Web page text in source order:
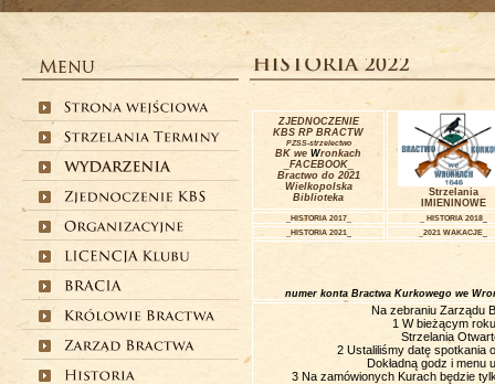
ZJEDNOCZENIE
KBS RP BRACTW
PZSS-strzelectwo
BK we Wronkach
FACEBOOK_
Bractwo do 2021
Wielkopolska
Biblioteka
Strzelania
IMIENINOWE
HISTORIA2017_ HISTORIA 2018_
HISTORIA 2021_ _2021 WAKACJE
numer konta Bractwa Kurkowego we
Na zebraniu Zarządu
1 W bieżącym
Strzelania
2 Ustaliliśmy datę spotkania
Dokładną godz i menu
3 Na zamówionych Kurach będzie